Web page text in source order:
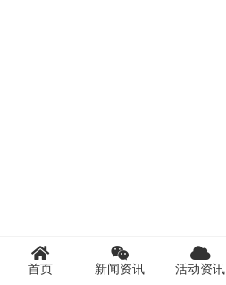
首页 新闻资讯 活动资讯